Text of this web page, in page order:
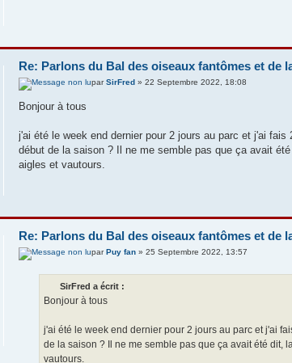
Re: Parlons du Bal des oiseaux fantômes et de
parSirFred» 22 Septembre 2022, 18:08
Bonjour à tous
j'ai été le week end dernier pour 2 jours au parc et j'ai
début de la saison ? Il ne me semble pas que ça avait
aigles et vautours.
Re: Parlons du Bal des oiseaux fantômes et de
parPuy fan» 25 Septembre 2022, 13:57
SirFred a écrit :
Bonjour à tous
j'ai été le week end dernier pour 2 jours au parc et j'ai
de la saison ? Il ne me semble pas que ça avait été dit,
vautours.